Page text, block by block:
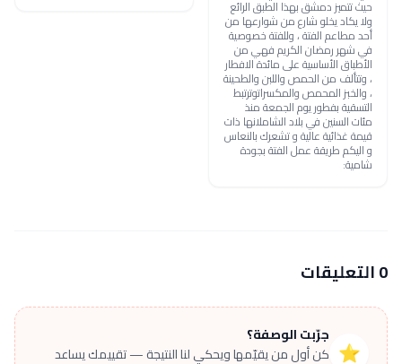
حيث تتميز دمشق بهذا الطبق الرائع
ولا يكاد يخلو شارع من شوارعها من
أحد مطاعم الفتة ، وللفتة خصوصية
في شهر رمضان الكريم فهي من
الأطباق الأساسية على مائدة الافطار
، وتتألف من الحمص واللبن والطحينة
، والخبز المحمص والمكسراتوترتبط
التسقية بفطور يوم الجمعة منذ
مئات السنين في بلاد الشاملانها ذات
قيمة غذائية عالية و تشعرك بالنعاس
و اليكم طريقة عمل الفتة بجودة
شامية:
0 التعليقات
⭐
جرّبت الوصفة؟
كن أول من يقيّمها ويحكي لنا النتيجة — تقييمك يساعد